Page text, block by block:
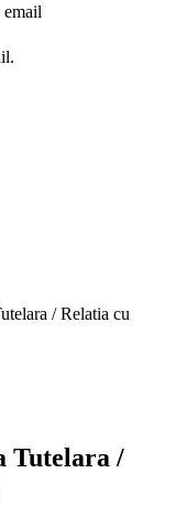
email
/ Relatia cu
Tutelara /